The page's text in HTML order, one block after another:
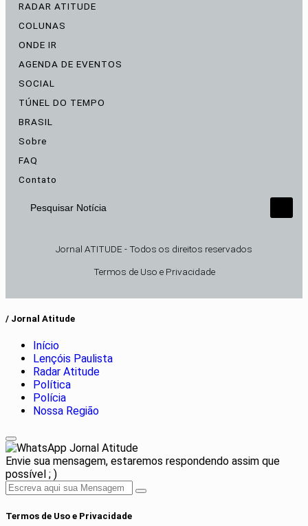
RADAR ATITUDE
COLUNAS
ONDE IR
AGENDA DE EVENTOS
SOCIAL
TÚNEL DO TEMPO
BRASIL
Sobre
FAQ
Contato
Pesquisar Notícia
Jornal ATITUDE - Todos os direitos reservados
Termos de Uso e Privacidade
/ Jornal Atitude
Início
Lençóis Paulista
Radar Atitude
Política
Polícia
Nossa Região
Jornal Atitude
Envie sua mensagem, estaremos respondendo assim que
possível ; )
Termos de Uso e Privacidade